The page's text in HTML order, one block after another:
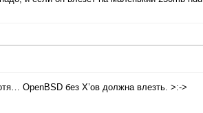
OpenBSD без X’ов должна влезть. >:->